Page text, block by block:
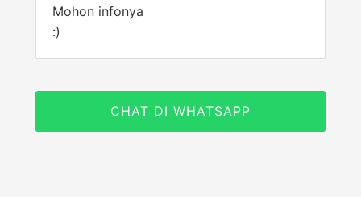
Mohon infonya
:)
CHAT DI WHATSAPP